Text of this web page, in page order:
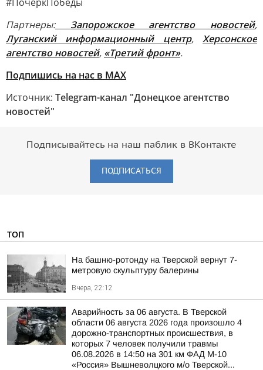
Партнеры:
Запорожское агентство новостей,
Луганский информационный центр,Херсонское
агентство новостей, «Третий фронт».
Подпишись на нас в MAX
Источник: Telegram-канал "Донецкое агентство
новостей"
Подписывайтесь на наш паблик в ВКонтакте
ПОДПИСАТЬСЯ
ТОП
На башню-ротонду на Тверской вернут 7-
метровую скульптуру балерины
Вчера, 22:12
Аварийность за 06 августа. В Тверской
области 06 августа 2026 года произошло 4
дорожно-транспортных происшествия, в
которых 7 человек получили травмы
06.08.2026 в 14:50 на 301 км ФАД М-10
«Россия» Вышневолцкого м/о Тверской...